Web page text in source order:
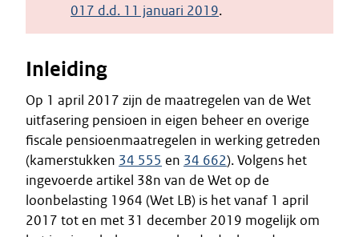
017 d.d. 11 januari 2019.
Inleiding
Op 1 april 2017 zijn de maatregelen van de Wet
uitfasering pensioen in eigen beheer en overige
fiscale pensioenmaatregelen in werking getreden
(kamerstukken 34 555 en 34 662). Volgens het
ingevoerde artikel 38n van de Wet op de
loonbelasting 1964 (Wet LB) is het vanaf 1 april
2017 tot en met 31 december 2019 mogelijk om